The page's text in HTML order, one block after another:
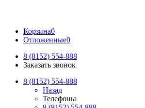
Корзина0
Отложенные0
8 (8152) 554-888
Заказать звонок
8 (8152) 554-888
Назад
Телефоны